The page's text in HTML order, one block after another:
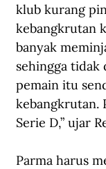
klub kurang
kebangkrutan
banyak
sehingga tidak
pemain itu
kebangkrutan.
Serie D,” ujar
Parma harus